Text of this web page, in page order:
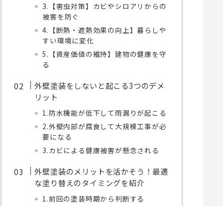
3.【害虫対策】カビやシロアリからの
被害を防ぐ
4.【断熱・遮熱効果の向上】暮らしや
すい環境に変化
5.【資産価値の維持】建物の健康を守
る
外壁塗装をしないと起こる3つのデメ
リット
1.防水機能が低下して雨漏りが起こる
2.外壁内部が腐食して大規模工事が必
要になる
3.カビによる健康被害が懸念される
外壁塗装のメリットを活かそう！最適
な塗り替えのタイミングを紹介
1.前回の塗装時期から判断する